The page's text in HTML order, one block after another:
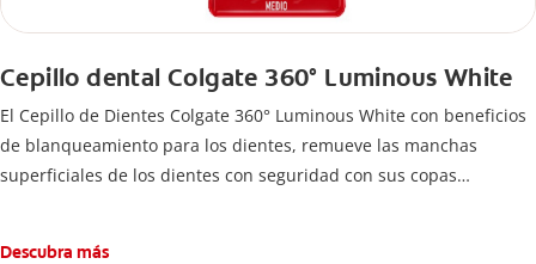
Cepillo dental Colgate 360° Luminous White
El Cepillo de Dientes Colgate 360° Luminous White con beneficios
de blanqueamiento para los dientes, remueve las manchas
superficiales de los dientes con seguridad con sus copas
Descubra más